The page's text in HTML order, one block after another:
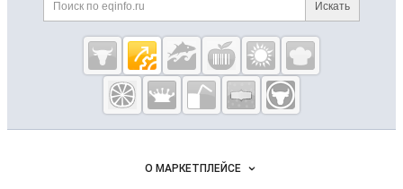
Искать
Cсылки на полезные проекты
Eqinfo.ru —
пищевое
оборудование
и упаковка
Важные разделы и контакты
Навигация по сайтуО МАРКЕТПЛЕЙСЕ